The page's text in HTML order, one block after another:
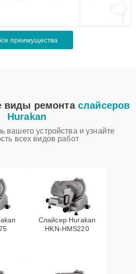
преимущества
виды ремонта слайсеров
Hurakan
вашего устройства и узнайте
всех видов работ
Слайсер Hurakan
HKN-HMS220